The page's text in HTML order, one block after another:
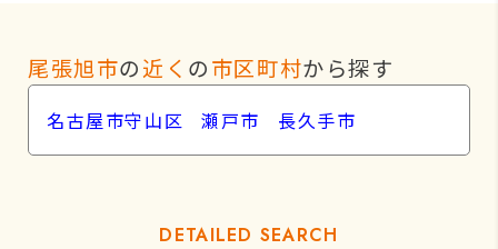
尾張旭市の近く の市区町村から探す
名古屋市守山区 瀬戸市 長久手市
DETAILED SEARCH